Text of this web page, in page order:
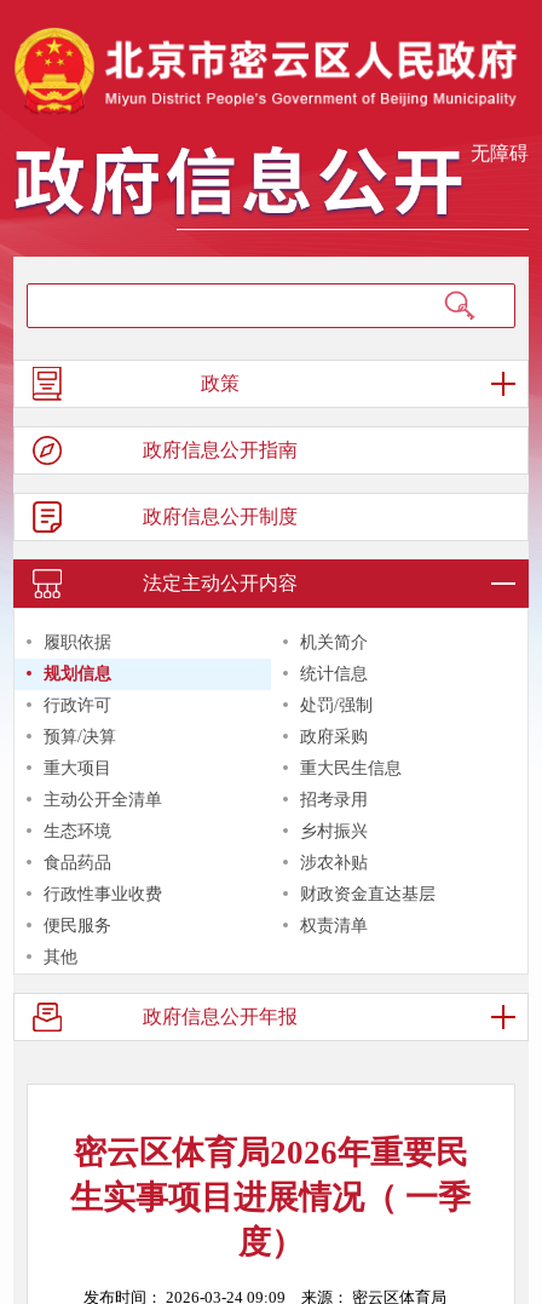
无障碍
政策
政府信息公开指南
政府信息公开制度
法定主动公开内容
履职依据
机关简介
规划信息
统计信息
行政许可
处罚/强制
预算/决算
政府采购
重大项目
重大民生信息
主动公开全清单
招考录用
生态环境
乡村振兴
食品药品
涉农补贴
行政性事业收费
财政资金直达基层
便民服务
权责清单
其他
政府信息公开年报
密云区体育局2026年重要民
生实事项目进展情况（ 一季
度）
发布时间： 2026-03-24 09:09
来源： 密云区体育局